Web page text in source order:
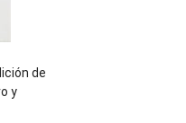
de
y